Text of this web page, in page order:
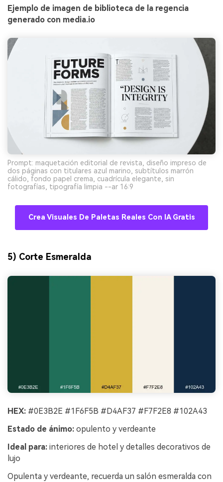
Ejemplo de imagen de biblioteca de la regencia
generado con media.io
Prompt: maquetación editorial de revista, diseño impreso de
dos páginas con titulares azul marino, subtítulos marrón
cálido, fondo papel crema, cuadrícula elegante, sin
fotografías, tipografía limpia --ar 16:9
Crea Visuales De Paletas Reales Con IA Gratis
5) Corte Esmeralda
HEX: #0E3B2E #1F6F5B #D4AF37 #F7F2E8 #102A43
Estado de ánimo: opulento y verdeante
Ideal para: interiores de hotel y detalles decorativos de
lujo
Opulenta y verdeante, recuerda un salón esmeralda con